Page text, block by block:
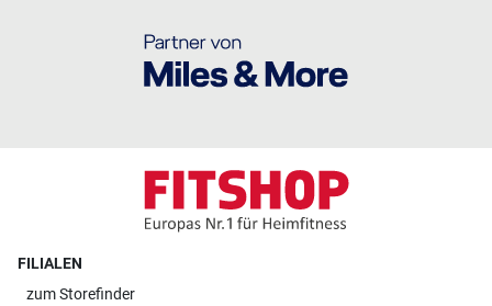
FILIALEN
zumStorefinder